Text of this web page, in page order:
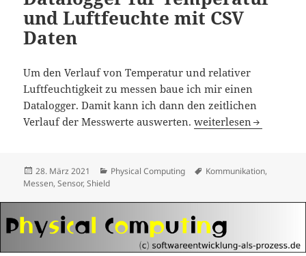
und Luftfeuchte mit CSV
Daten
Um den Verlauf von Temperatur und relativer
Luftfeuchtigkeit zu messen baue ich mir einen
Datalogger. Damit kann ich dann den zeitlichen
Verlauf der Messwerte auswerten.Datalogger für
weiterlesen
Veröffentlicht
am
28. März 2021 Kategorien
Physical Computing Schlagwörter
Kommunikation,
Messen,Sensor,Shield